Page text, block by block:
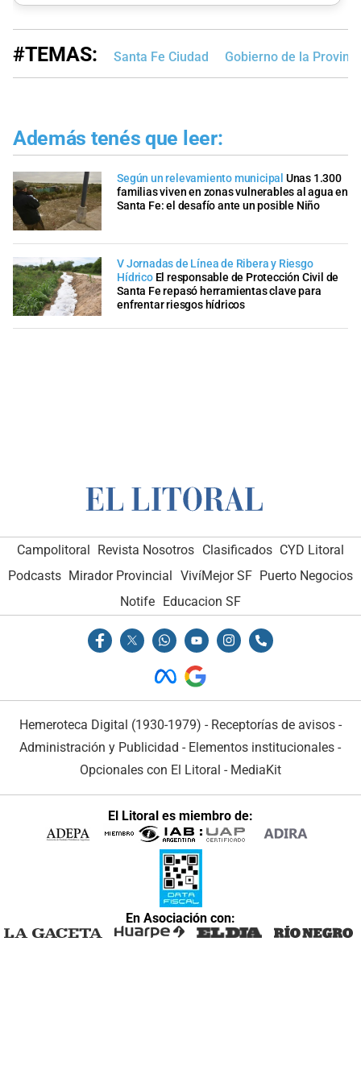
#TEMAS: Santa Fe Ciudad Gobierno de la
Además tenés que leer:
Según un relevamiento municipal Unas 1.300
familias viven en zonas vulnerables al agua en
Santa Fe: el desafío ante un posible Niño
V Jornadas de Línea de Ribera y Riesgo
Hídrico El responsable de Protección Civil de
Santa Fe repasó herramientas clave para
enfrentar riesgos hídricos
Campolitoral Revista Nosotros Clasificados CYD Litoral
Podcasts Mirador Provincial VivíMejor SF Puerto Negocios
Notife Educacion SF
Hemeroteca Digital (1930-1979) - Receptorías de avisos -
Administración y Publicidad - Elementos institucionales -
Opcionales con El Litoral - MediaKit
El Litoral es miembro de:
En Asociación con: